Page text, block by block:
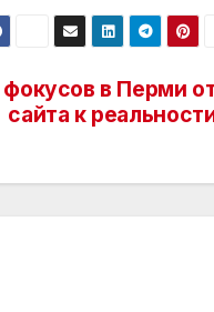
в Перми
сайта к